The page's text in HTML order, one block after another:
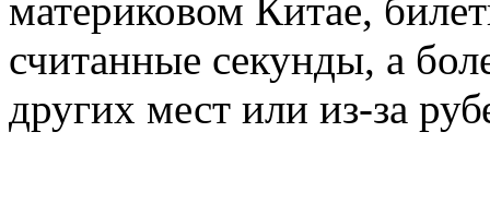
материковом Китае,
считанные секунды, а
других мест или из-за